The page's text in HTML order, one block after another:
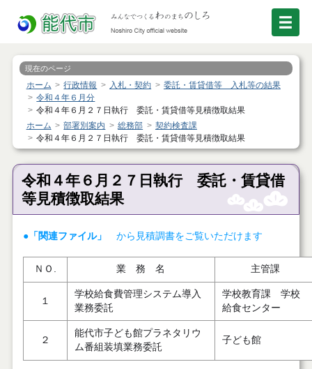
現在のページ
ホーム 行政情報 入札・契約
委託・賃貸借等 入札等の結果
令和４年６月分
令和４年６月２７日執行 委託・賃貸借等見積徴取結果
ホーム
部署別案内 総務部
契約検査課
令和４年６月２７日執行 委託・賃貸借等見積徴取結果
令和４年６月２７日執行 委託・賃貸借
等見積徴取結果
●「関連ファイル」 から見積調書をご覧いただけます
ＮＯ. 業 務 名 主管課
１
学校給食費管理システム導入
業務委託
学校教育課 学校
給食センター
２
能代市子ども館プラネタリウ
ム番組装填業務委託
子ども館